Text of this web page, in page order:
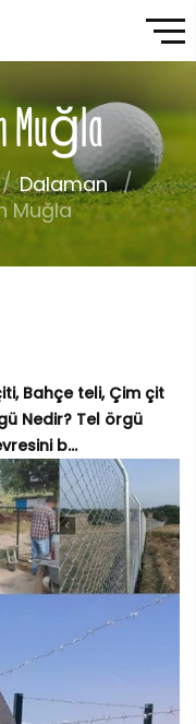
Muğla
Dalaman
Muğla
Bahçe teli, Çim çit
Nedir? Tel örgü
b...